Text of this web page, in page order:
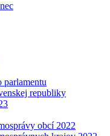
republiky
obcí 2022